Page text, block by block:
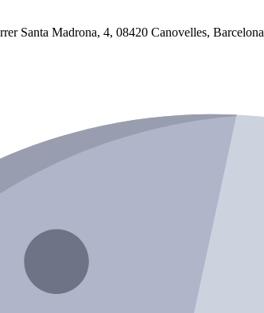
Santa Madrona, 4, 08420 Canovelles, Barcelona